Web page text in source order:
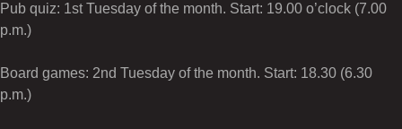
Pub quiz: 1st Tuesday of the month. Start: 19.00 o’clock (7.00
p.m.)
Board games: 2nd Tuesday of the month. Start: 18.30 (6.30
p.m.)